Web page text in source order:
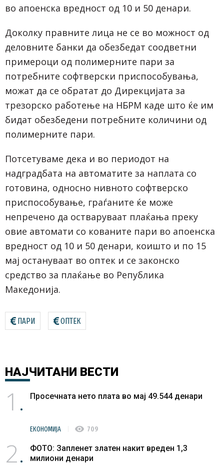
во апоенска вредност од 10 и 50 денари.
Доколку правните лица не се во можност од
деловните банки да обезбедат соодветни
примероци од полимерните пари за
потребните софтверски приспособувања,
можат да се обратат до Дирекцијата за
трезорско работење на НБРМ каде што ќе им
бидат обезбедени потребните количини од
полимерните пари.
Потсетуваме дека и во периодот на
надградбата на автоматите за наплата со
готовина, односно нивното софтверско
приспособување, граѓаните ќе може
непречено да остваруваат плаќања преку
овие автомати со кованите пари во апоенска
вредност од 10 и 50 денари, коишто и по 15
мај остануваат во оптек и се законско
средство за плаќање во Република
Македонија.
ПАРИ ОПТЕК
НАЈЧИТАНИ ВЕСТИ
1 Просечната нето плата во мај 49.544 денари
ЕКОНОМИЈА visibility 709
2
ФОТО: Запленет златен накит вреден 1,3
милиони денари